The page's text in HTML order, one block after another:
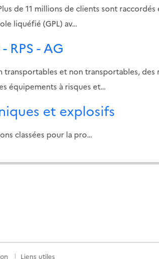
de 11 millions de clients sont raccordés
liquéfié (GPL) av…
RPS - AG
et non transportables, des
équipements à risques et…
et explosifs
pour la pro…
Liens utiles